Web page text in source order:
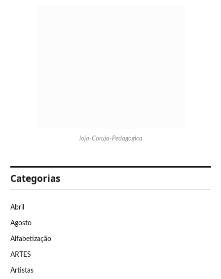
loja-Coruja-Pedagogica
Categorias
Abril
Agosto
Alfabetização
ARTES
Artistas